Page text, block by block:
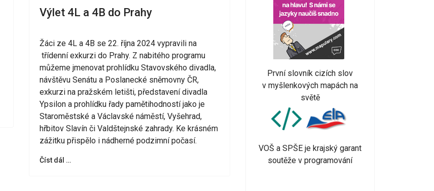
Výlet 4L a 4B do Prahy
Žáci ze 4L a 4B se 22. října 2024 vypravili na
třídenní exkurzi do Prahy. Z nabitého programu
můžeme jmenovat prohlídku Stavovského divadla,
návštěvu Senátu a Poslanecké sněmovny ČR,
exkurzi na pražském letišti, představení divadla
Ypsilon a prohlídku řady pamětihodností jako je
Staroměstské a Václavské náměstí, Vyšehrad,
hřbitov Slavín či Valdštejnské zahrady. Ke krásném
zážitku přispělo i nádherné podzimní počasí.
Číst dál …
První slovník cizích slov
v myšlenkových mapách na
světě
VOŠ a SPŠE je krajský garant
soutěže v programování